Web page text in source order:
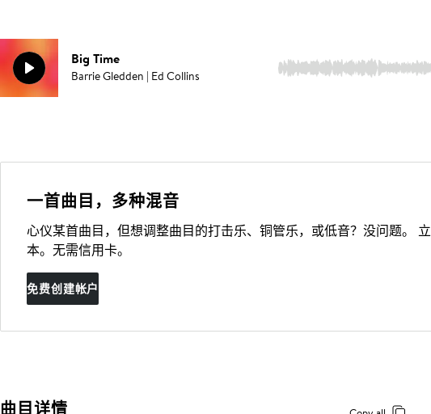
Big Time
Barrie Gledden | Ed Collins 1:53
一首曲目，多种混音
心仪某首曲目，但想调整曲目的打击乐、铜管乐，或低音？没问题。
本。无需信用卡。
免费创建帐户
曲目详情